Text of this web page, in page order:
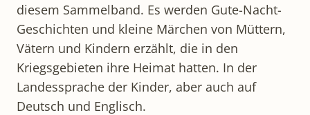
diesem Sammelband. Es werden Gute-Nacht-
Geschichten und kleine Märchen von Müttern,
Vätern und Kindern erzählt, die in den
Kriegsgebieten ihre Heimat hatten. In der
Landessprache der Kinder, aber auch auf
Deutsch und Englisch.